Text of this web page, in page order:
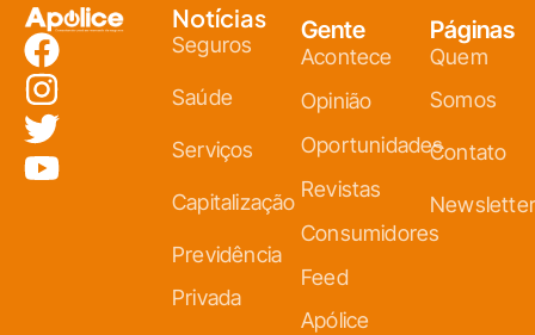
Notícias
Seguros
Saúde
Serviços
Capitalização
Previdência
Privada
Gente
Acontece
Opinião
Oportunidades
Revistas
Consumidores
Feed
Apólice
Páginas
Quem
Somos
Contato
Newsletter